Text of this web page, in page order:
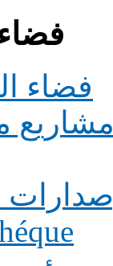
فضاء
مشاريع
إصدارات